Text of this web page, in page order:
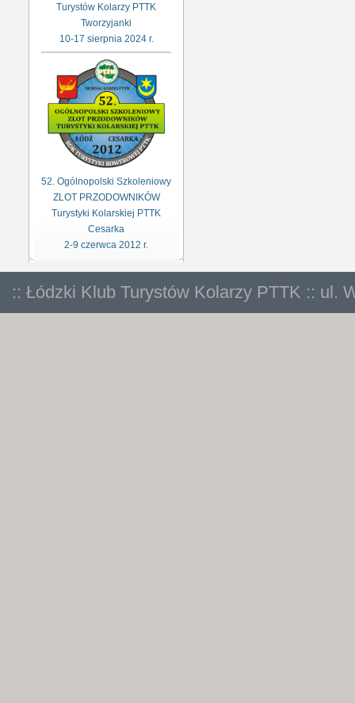
Turystów Kolarzy PTTK
Tworzyjanki
10-17 sierpnia 2024 r.
52. Ogólnopolski Szkoleniowy
ZLOT PRZODOWNIKÓW
Turystyki Kolarskiej PTTK
Cesarka
2-9 czerwca 2012 r.
:: Łódzki Klub Turystów Kolarzy PTTK :: ul.